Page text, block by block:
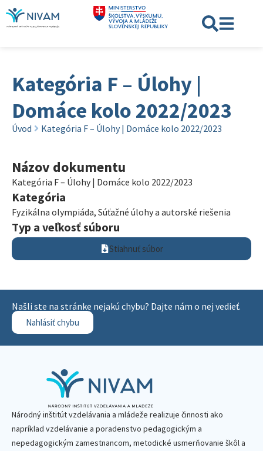
Kategória F – Úlohy |
Domáce kolo 2022/2023
Úvod Kategória F – Úlohy | Domáce kolo 2022/2023
Názov dokumentu
Kategória F – Úlohy | Domáce kolo 2022/2023
Kategória
Fyzikálna olympiáda, Súťažné úlohy a autorské riešenia
Typ a veľkosť súboru
Stiahnuť súbor
Našli ste na stránke nejakú chybu? Dajte nám o nej vedieť.
Nahlásiť chybu
Národný inštitút vzdelávania a mládeže realizuje činnosti ako
napríklad vzdelávanie a poradenstvo pedagogickým a
nepedagogickým zamestnancom, metodické usmerňovanie škôl a